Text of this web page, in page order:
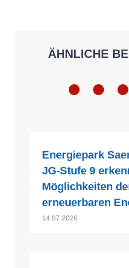
ÄHNLICHE
Energiepark
JG-Stufe 9
Möglichkeiten
erneuerbaren
14.07.2026